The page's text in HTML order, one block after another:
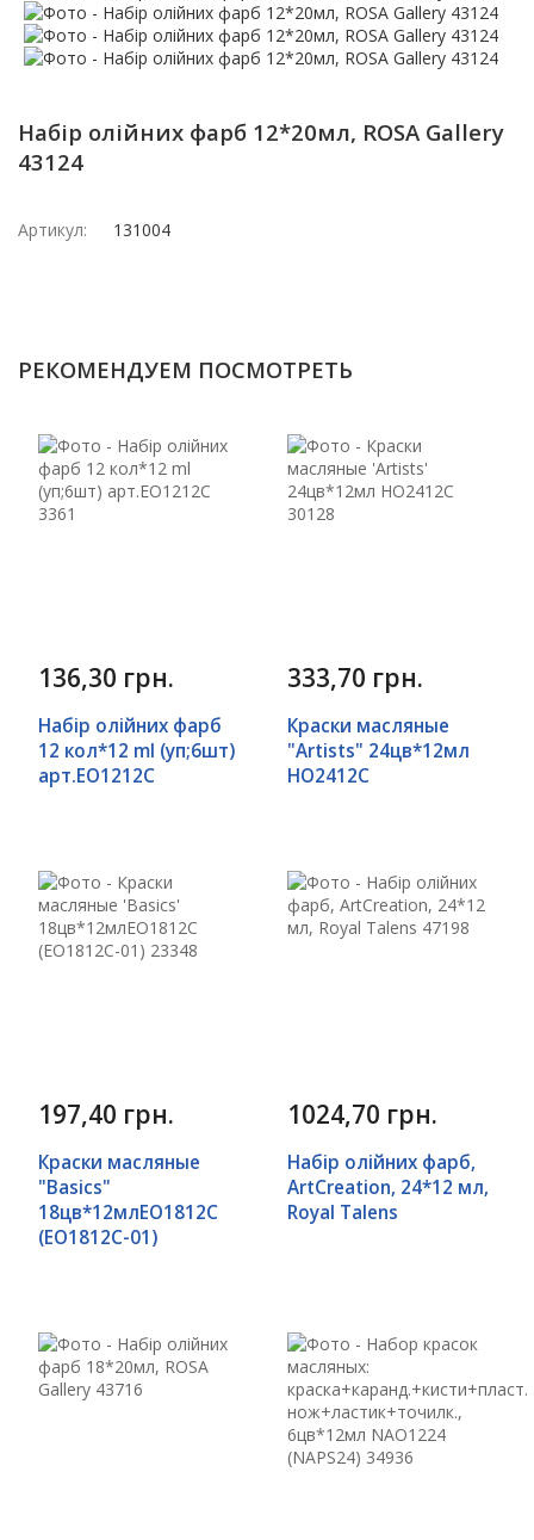
Набір олійних фарб 12*20мл, ROSA Gallery
43124
Артикул: 131004
РЕКОМЕНДУЕМ ПОСМОТРЕТЬ
136,30 грн.
Набір олійних фарб
12 кол*12 ml (уп;6шт)
арт.EO1212C
333,70 грн.
Краски масляные
"Artists" 24цв*12мл
HO2412C
197,40 грн.
Краски масляные
"Basics"
18цв*12млEO1812C
(EO1812C-01)
1024,70 грн.
Набір олійних фарб,
ArtCreation, 24*12 мл,
Royal Talens